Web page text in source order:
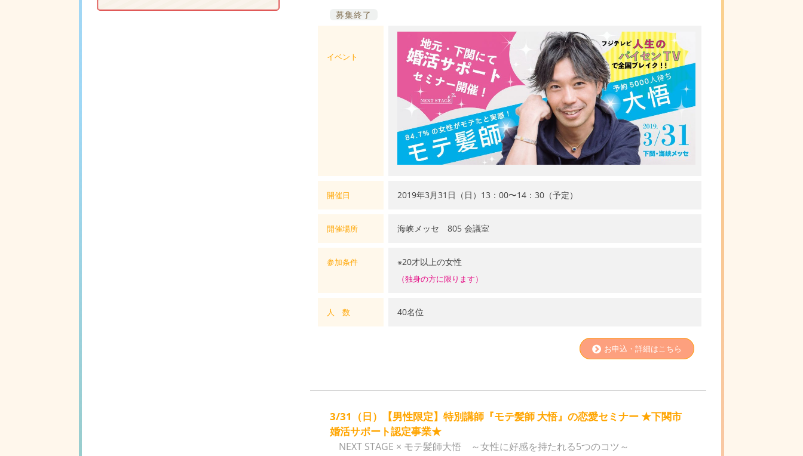
募集終了
イベント
開催日 2019年3月31日（日）13：00〜14：30（予定）
開催場所 海峡メッセ 805 会議室
参加条件 ※20才以上の女性
（独身の方に限ります）
人 数 40名位
お申込・詳細はこちら
3/31（日）【男性限定】特別講師『モテ髪師 大悟』の恋愛セミナー ★下関市
婚活サポート認定事業★
NEXT STAGE × モテ髪師大悟 ～女性に好感を持たれる5つのコツ～